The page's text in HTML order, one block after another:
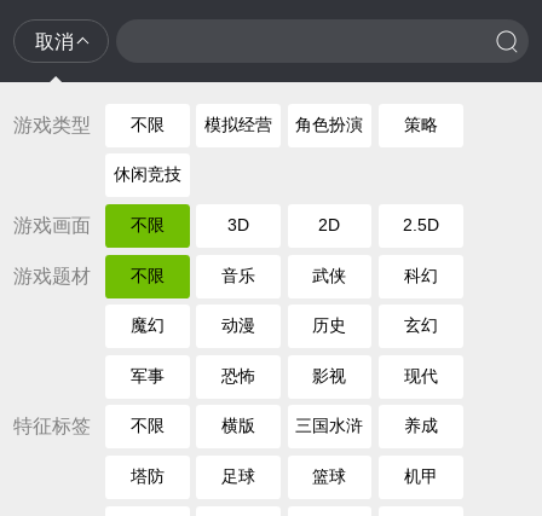
取消
游戏类型 不限 模拟经营 角色扮演 策略
休闲竞技
游戏画面 不限 3D 2D 2.5D
游戏题材 不限 音乐 武侠 科幻
魔幻 动漫 历史 玄幻
军事 恐怖 影视 现代
特征标签 不限 横版 三国水浒 养成
塔防 足球 篮球 机甲